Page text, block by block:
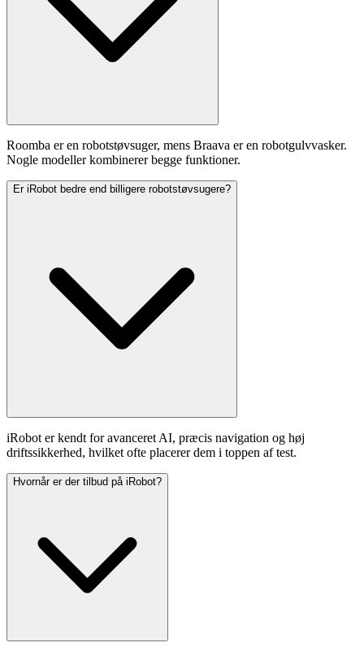
Roomba er en robotstøvsuger, mens Braava er en robotgulvvasker.
Nogle modeller kombinerer begge funktioner.
Er iRobot bedre end billigere robotstøvsugere?
iRobot er kendt for avanceret AI, præcis navigation og høj
driftssikkerhed, hvilket ofte placerer dem i toppen af test.
Hvornår er der tilbud på iRobot?